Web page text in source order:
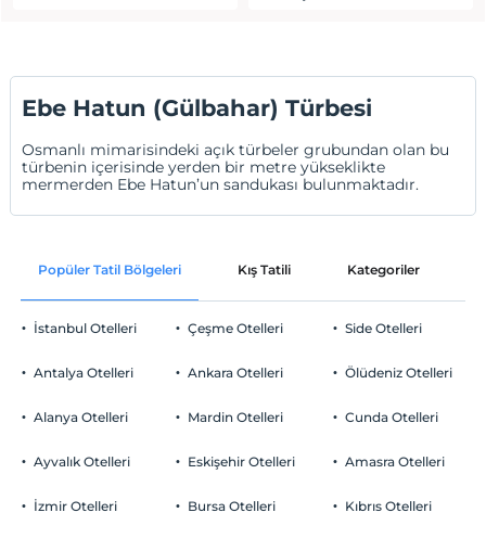
Ebe Hatun (Gülbahar) Türbesi
Osmanlı mimarisindeki açık türbeler grubundan olan bu
türbenin içerisinde yerden bir metre yükseklikte
mermerden Ebe Hatun’un sandukası bulunmaktadır.
Popüler Tatil Bölgeleri Kış Tatili Kategoriler
İstanbul Otelleri
Antalya Otelleri
Alanya Otelleri
Ayvalık Otelleri
İzmir Otelleri
Çeşme Otelleri
Ankara Otelleri
Mardin Otelleri
Eskişehir Otelleri
Bursa Otelleri
Side Otelleri
Ölüdeniz Otelleri
Cunda Otelleri
Amasra Otelleri
Kıbrıs Otelleri